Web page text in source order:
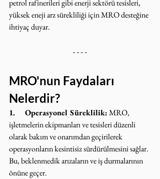
petrol rafinerileri gibi enerji sektörü tesisleri,
yüksek eneji arz sürekliliği için MRO desteğine
ihtiyaç duyar.
MRO'nun Faydaları
Nelerdir?
1.     Operasyonel Süreklilik: MRO,
işletmelerin ekipmanları ve tesisleri düzenli
olarak bakım ve onarımdan geçirilerek
operasyonların kesintisiz sürdürülmesini sağlar.
Bu, beklenmedik arızaların ve iş durmalarının
önüne geçer.